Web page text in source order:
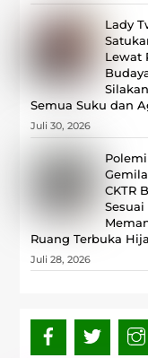
Lady
Lewat
Semua Suku dan
Juli 30, 2026
CKTR
Ruang Terbuka
Juli 28, 2026